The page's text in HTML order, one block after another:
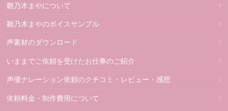
雛乃木まやについて
雛乃木まやのボイスサンプル
声素材のダウンロード
いままでご依頼を受けたお仕事のご紹介
声優ナレーション依頼のクチコミ・レビュー・感想
依頼料金・制作費用について